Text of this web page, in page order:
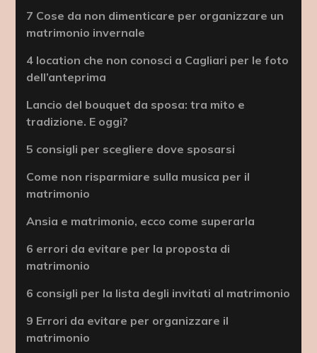
7 Cose da non dimenticare per organizzare un
matrimonio invernale
4 location che non conosci a Cagliari per le foto
dell’anteprima
Lancio del bouquet da sposa: tra mito e
tradizione. E oggi?
5 consigli per scegliere dove sposarsi
Come non risparmiare sulla musica per il
matrimonio
Ansia e matrimonio, ecco come superarla
6 errori da evitare per la proposta di
matrimonio
6 consigli per la lista degli invitati al matrimonio
9 Errori da evitare per organizzare il
matrimonio